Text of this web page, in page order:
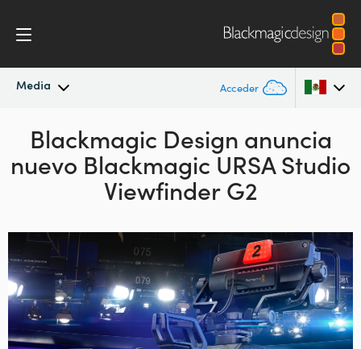
Media Acceder
Novedades
Archivo
Argentina
Australia
Brazil
Canada
China
Denmark
Blackmagic Design anuncia
nuevo Blackmagic URSA Studio
Viewfinder G2